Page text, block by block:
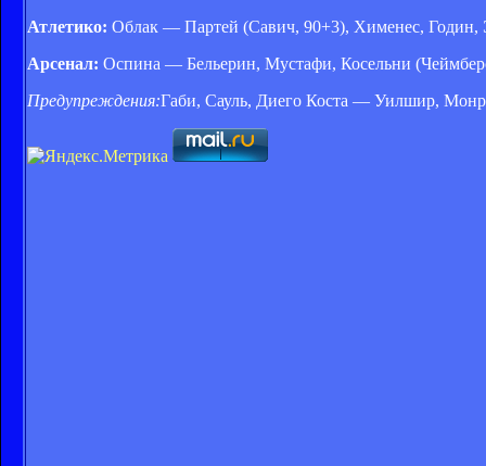
Атлетико: Облак — Партей (Савич, 90+3), Хименес, Годин,
Арсенал: Оспина — Бельерин, Мустафи, Косельни
Предупреждения:Габи, Сауль, Диего Коста — Уилшир,